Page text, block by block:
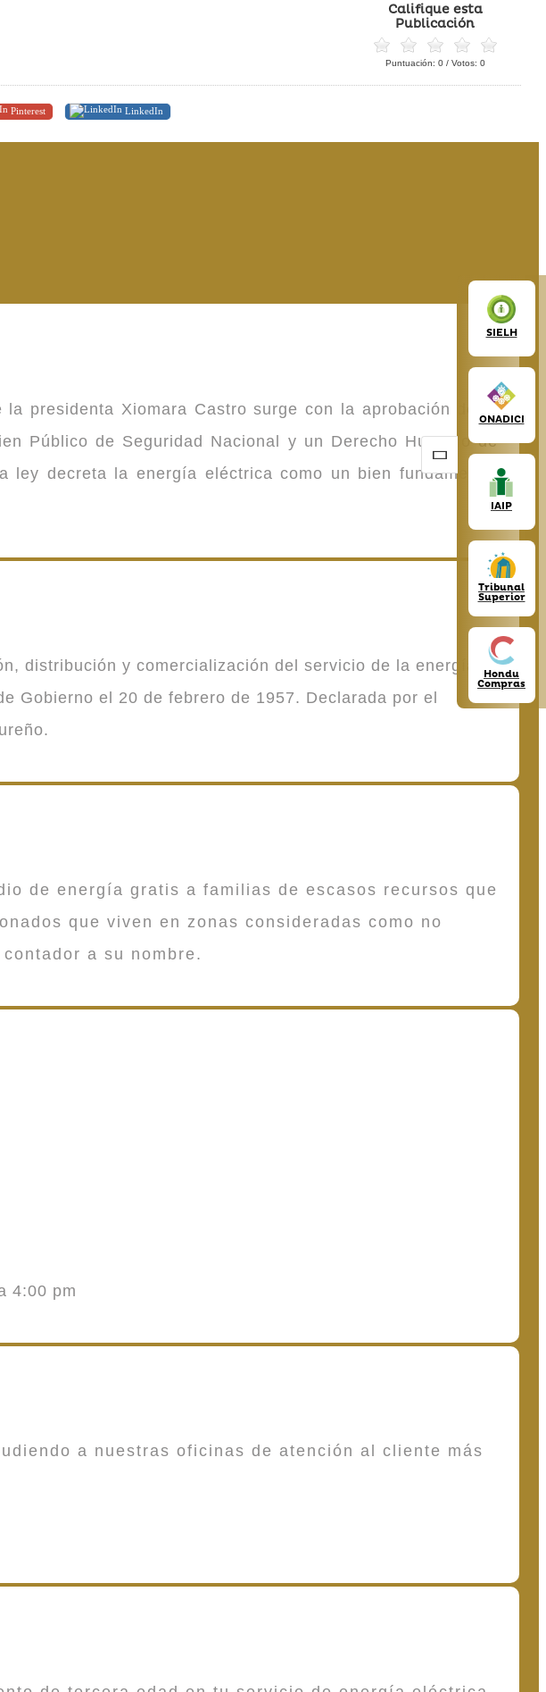
SIELH
ONADICI
IAIP
Tribunal
Superior
Hondu
Compras
Califique esta
Publicación
Puntuación: 0/ Votos: 0
Pinterest LinkedIn
presidenta Xiomara Castro surge con la aprobación de la
Público de Seguridad Nacional y un Derecho Humano de
ley decreta la energía eléctrica como un bien fundamental
distribución y comercialización del servicio de la energía
Gobierno el 20 de febrero de 1957. Declarada por el
de energía gratis a familias de escasos recursos que
que viven en zonas consideradas como no
a su nombre.
4:00 pm
a nuestras oficinas de atención al cliente más